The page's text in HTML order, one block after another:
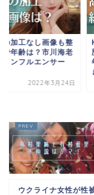
高橋誠社長の経
学歴が超ハイスペ！
は3億超？優秀す
2022年7月4日
ウクライナ女性が性